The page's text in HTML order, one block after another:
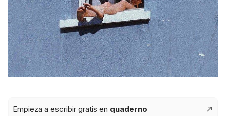
Empieza a escribir gratis en quaderno